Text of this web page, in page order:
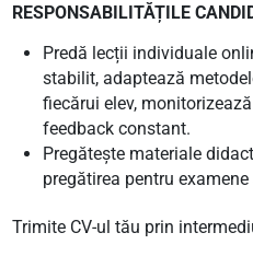
RESPONSABILITĂȚILE
Predă lecții individuale
stabilit, adaptează
fiecărui elev,
feedback constant.
Pregătește materiale
pregătirea pentru
Trimite CV-ul tău prin